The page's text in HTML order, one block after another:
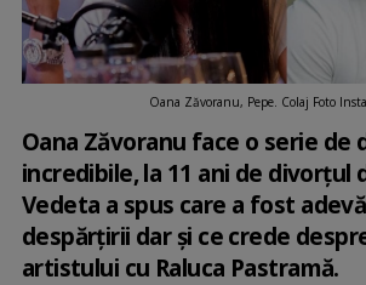
Oana Zăvoranu, Pepe. Colaj Foto
Oana Zăvoranu face o serie de
incredibile, la 11 ani de divorțul
Vedeta a spus care a fost
despărțirii dar și ce crede
artistului cu Raluca Pastramă.